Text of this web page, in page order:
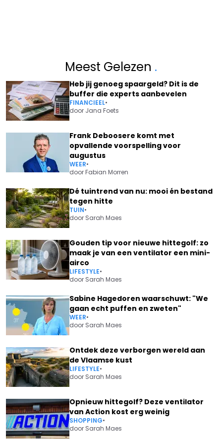
Meest Gelezen .
Heb jij genoeg spaargeld? Dit is de
buffer die experts aanbevelen
FINANCIEEL•
door Jana Foets
Frank Deboosere komt met
opvallende voorspelling voor
augustus
WEER•
doorFabian Morren
Dé tuintrend van nu: mooi én bestand
tegen hitte
TUIN•
door Sarah Maes
Gouden tip voor nieuwe hittegolf: zo
maak je van een ventilator een mini-
airco
LIFESTYLE•
door Sarah Maes
Sabine Hagedoren waarschuwt: "We
gaan echt puffen en zweten"
WEER•
door Sarah Maes
Ontdek deze verborgen wereld aan
de Vlaamse kust
LIFESTYLE•
door Sarah Maes
Opnieuw hittegolf? Deze ventilator
van Action kost erg weinig
SHOPPING•
door Sarah Maes